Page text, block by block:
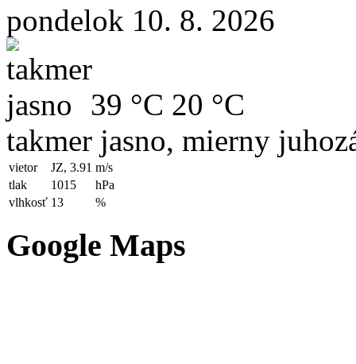
pondelok 10. 8. 2026
39 °C 20 °C
takmer jasno, mierny
vietor JZ, 3.91 m/s
tlak
1015
hPa
vlhkosť 13 %
Google Maps